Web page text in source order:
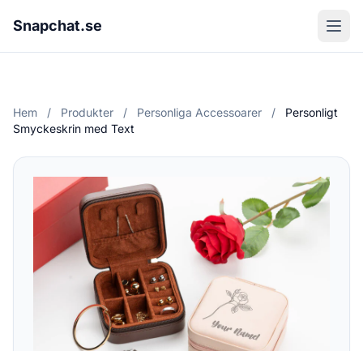
Snapchat.se
Hem / Produkter / Personliga Accessoarer /
Personligt
Smyckeskrin med Text